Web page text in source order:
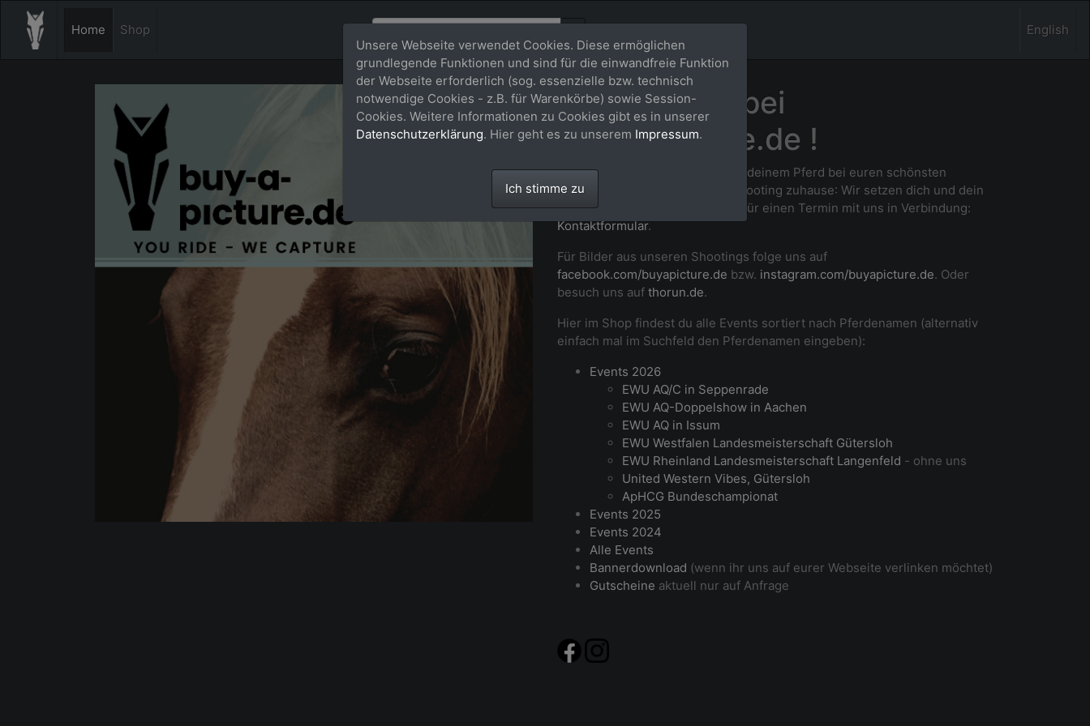
Home Shop English
Willkommen bei
buy-a-picture.de !
Professionelle Fotos von dir und deinem Pferd bei euren schönsten
Momenten auf Turnier und im Shooting zuhause: Wir setzen dich und dein
Pferd in Szene. Setz dich gerne für einen Termin mit uns in Verbindung:
Kontaktformular.
Für Bilder aus unseren Shootings folge uns auf
facebook.com/buyapicture.de bzw. instagram.com/buyapicture.de. Oder
besuch uns auf thorun.de.
Hier im Shop findest du alle Events sortiert nach Pferdenamen (alternativ
einfach mal im Suchfeld den Pferdenamen eingeben):
Events 2026
EWU AQ/C in Seppenrade
EWU AQ-Doppelshow in Aachen
EWU AQ in Issum
EWU Westfalen Landesmeisterschaft Gütersloh
EWU Rheinland Landesmeisterschaft Langenfeld - ohne uns
United Western Vibes, Gütersloh
ApHCG Bundeschampionat
Events 2025
Events 2024
Alle Events
Bannerdownload (wenn ihr uns auf eurer Webseite verlinken möchtet)
Gutscheine aktuell nur auf Anfrage
Unsere Webseite verwendet Cookies. Diese ermöglichen
grundlegende Funktionen und sind für die einwandfreie Funktion
der Webseite erforderlich (sog. essenzielle bzw. technisch
notwendige Cookies - z.B. für Warenkörbe) sowie Session-
Cookies. Weitere Informationen zu Cookies gibt es in unserer
Datenschutzerklärung. Hier geht es zu unserem Impressum.
Ich stimme zu